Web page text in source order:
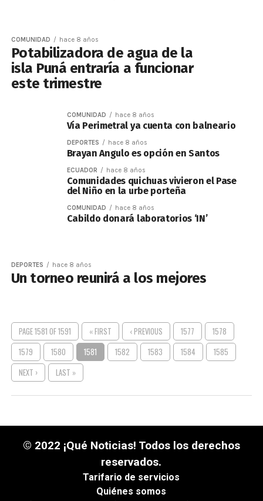
COMUNIDAD hace 8 años
Potabilizadora de agua de la
isla Puná entraría a funcionar
este trimestre
COMUNIDAD hace 8 años
Vía Perimetral ya cuenta con balneario
DEPORTES hace 8 años
Brayan Angulo es opción en Santos
ECUADOR hace 8 años
Comunidades quichuas vivieron el Pase
del Niño en la urbe porteña
COMUNIDAD hace 8 años
Cabildo donará laboratorios ‘IN’
DEPORTES hace 8 años
Un torneo reunirá a los mejores
PAGE 1581 OF 1591 « FIRST ‹ PREVIOUS 1577
1578
1579
1580 1581 1582 1583 1584
1585
NEXT ›
LAST »
© 2022 ¡Qué Noticias! Todos los derechos
reservados.
Tarifario de servicios
Quiénes somos